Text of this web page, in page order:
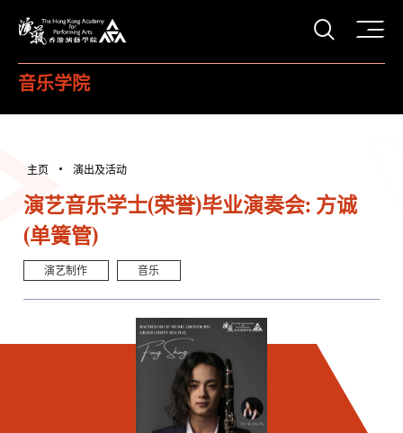
打开
音乐学院
主页 演出及活动
演艺音乐学士(荣誉)毕业演奏会: 方诚
(单簧管)
演艺制作 音乐